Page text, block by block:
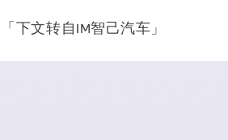
「下文转自IM智己汽车」